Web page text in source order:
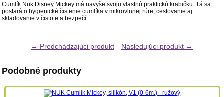
Cumlík Nuk Disney Mickey má navyše svoju vlastnú praktickú krabičku. Tá sa
postará o hygienické čistenie cumlíka v mikrovlnnej rúre, cestovanie aj
skladovanie v čistote a bezpečí.
← Predchádzajúci produkt Nasledujúci produkt →
Podobné produkty